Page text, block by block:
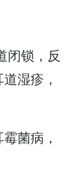
闭锁，反
湿疹，
菌病，